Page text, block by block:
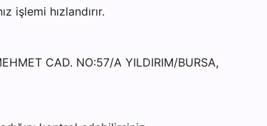
işlemi hızlandırır.
CAD. NO:57/A YILDIRIM/BURSA,